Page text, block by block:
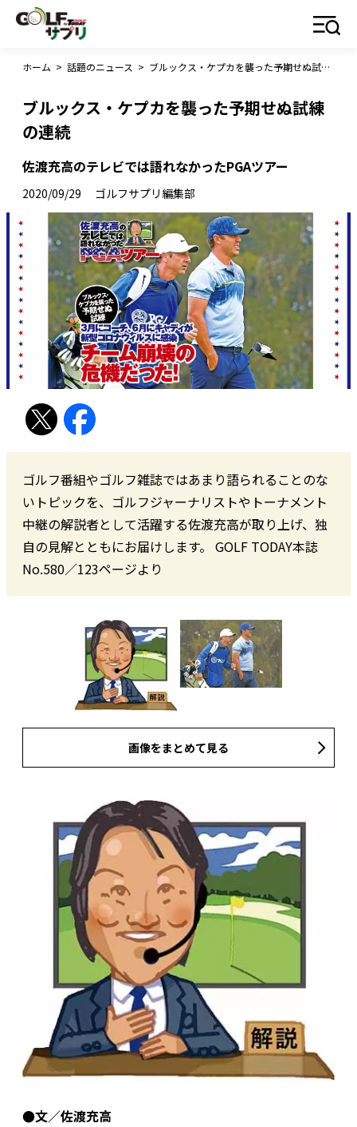
ホーム > 話題のニュース > ブルックス・ケプカを襲った予期せぬ試練の連続
ブルックス・ケプカを襲った予期せぬ試練
の連続
佐渡充高のテレビでは語れなかったPGAツアー
2020/09/29 ゴルフサプリ編集部
ゴルフ番組やゴルフ雑誌ではあまり語られることのな
いトピックを、ゴルフジャーナリストやトーナメント
中継の解説者として活躍する佐渡充高が取り上げ、独
自の見解とともにお届けします。 GOLF TODAY本誌
No.580／123ページより
画像をまとめて見る
●文／佐渡充高